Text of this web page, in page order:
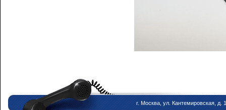
г. Москва, ул. Кантемировская, д.